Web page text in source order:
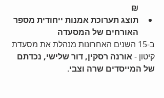
₪
תוצג תערוכת אמנות ייחודית מספר
האורחים של המסעדה
ב-15 השנים האחרונות מנהלת את מסעדת
קיטון - אורנה רסקין, דור שלישי, נכדתם
של המייסדים שרה וצבי.